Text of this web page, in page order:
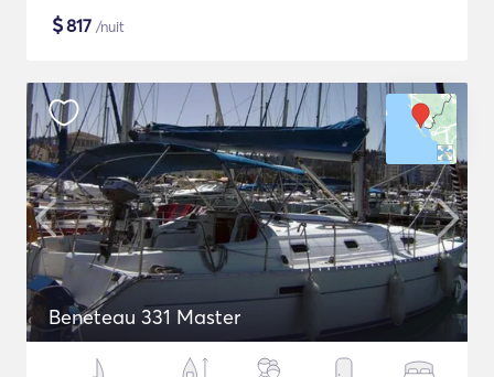
$817 /nuit
Beneteau 331 Master